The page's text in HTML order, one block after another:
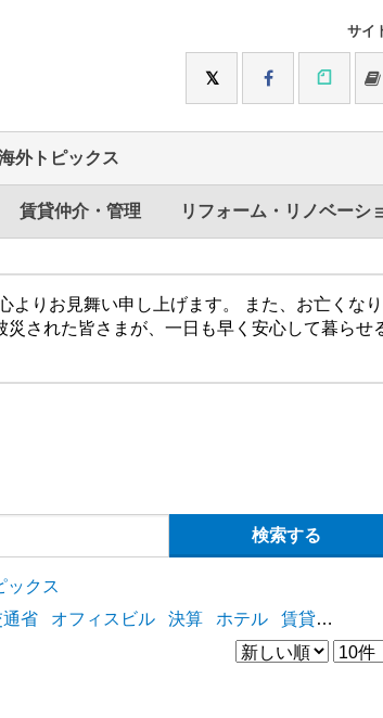
サイ
外トピックス
賃貸仲介・管理 リフォーム・リノベーシ
よりお見舞い申し上げます。 また、お亡くな
された皆さまが、一日も早く安心して暮ら
ックス
通省 オフィスビル 決算 ホテル 賃貸住宅